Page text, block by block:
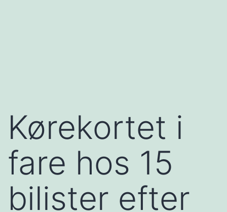
Kørekortet i
fare hos 15
bilister efter